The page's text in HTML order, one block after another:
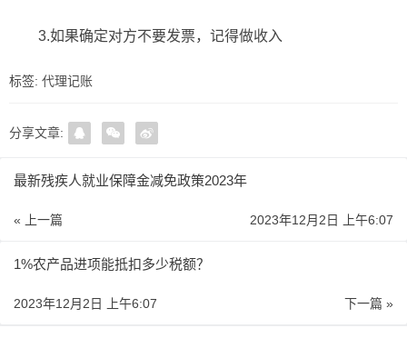
3.如果确定对方不要发票，记得做收入
标签: 代理记账
分享文章:
最新残疾人就业保障金减免政策2023年
« 上一篇 2023年12月2日 上午6:07
1%农产品进项能抵扣多少税额？
下一篇 »
2023年12月2日 上午6:07